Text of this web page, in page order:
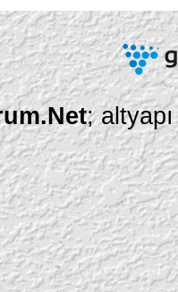
;